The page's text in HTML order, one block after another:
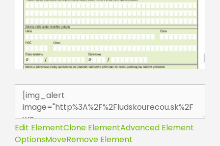
Edit ElementClone ElementAdvanced Element
OptionsMoveRemove Element